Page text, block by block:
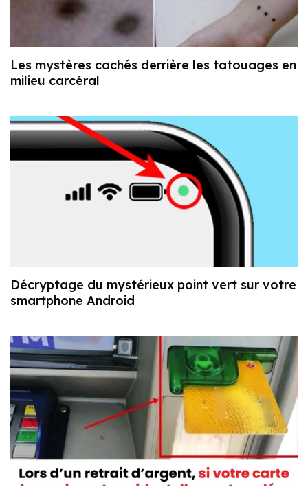
Les mystères cachés derrière les tatouages en
milieu carcéral
Décryptage du mystérieux point vert sur votre
smartphone Android